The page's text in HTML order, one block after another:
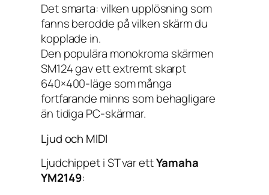
Det smarta: vilken upplösning som
fanns berodde påvilken skärmdu
kopplade in.
Den populära monokroma skärmen
SM124 gav ett extremt skarpt
640×400-läge som många
fortfarande minns som behagligare
än tidiga PC-skärmar.
Ljud och MIDI
Ljudchippet i ST var ettYamaha
YM2149: